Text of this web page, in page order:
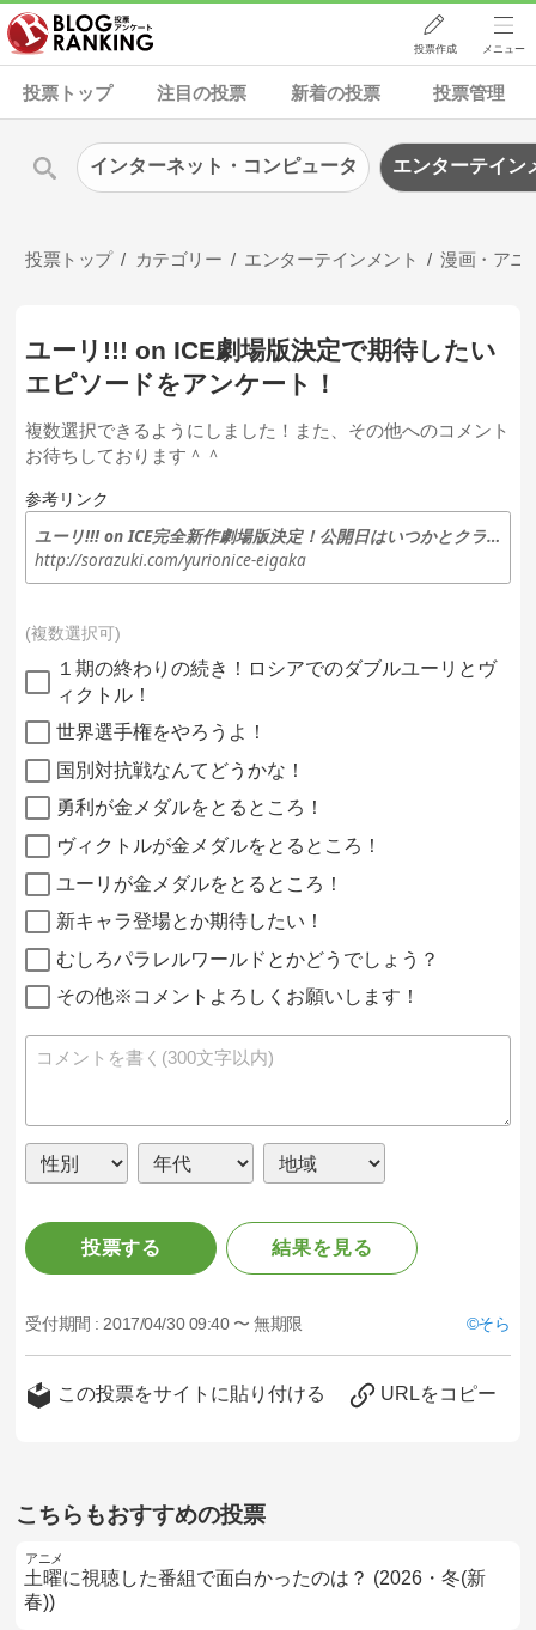
投票作成 メニュー
投票トップ 注目の投票 新着の投票 投票管理
投票トップ カテゴリー エンターテインメント 漫画・アニ
ユーリ!!! on ICE劇場版決定で期待したい
エピソードをアンケート！
複数選択できるようにしました！また、その他へのコメント
お待ちしております＾＾
参考リンク
ユーリ!!! on ICE完全新作劇場版決定！公開日はいつかとクラスタの反応まとめ | そらの書き物
http://sorazuki.com/yurionice-eigaka
複数選択可
１期の終わりの続き！ロシアでのダブルユーリとヴ
ィクトル！
世界選手権をやろうよ！
国別対抗戦なんてどうかな！
勇利が金メダルをとるところ！
ヴィクトルが金メダルをとるところ！
ユーリが金メダルをとるところ！
新キャラ登場とか期待したい！
むしろパラレルワールドとかどうでしょう？
その他※コメントよろしくお願いします！
投票する 結果を見る
受付期間 : 2017/04/30 09:40 〜 無期限 そら
この投票をサイトに貼り付ける URLをコピー
こちらもおすすめの投票
アニメ
土曜に視聴した番組で面白かったのは？ (2026・冬(新
春))
インターネット・コンピュータ エンターテイン